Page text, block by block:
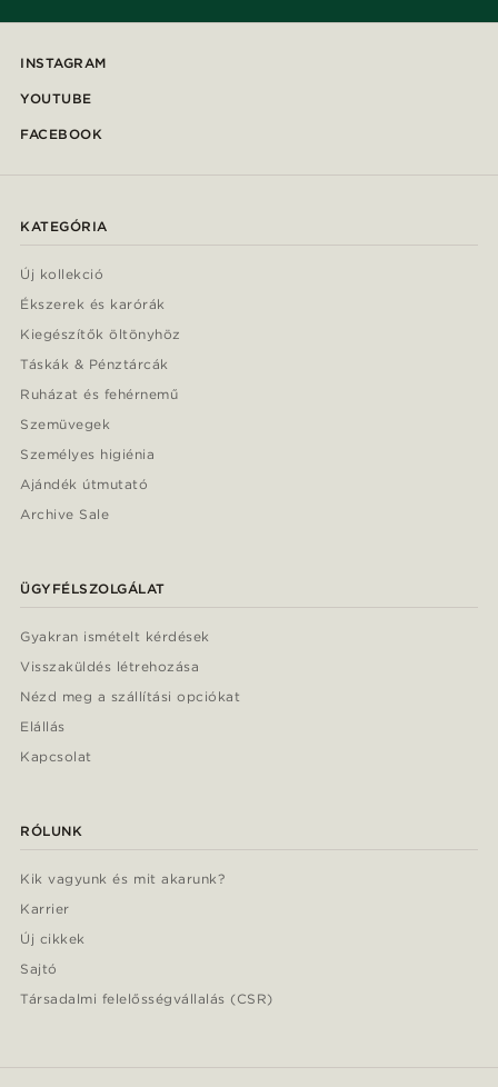
INSTAGRAM
YOUTUBE
FACEBOOK
KATEGÓRIA
Új kollekció
Ékszerek és karórák
Kiegészítők öltönyhöz
Táskák & Pénztárcák
Ruházat és fehérnemű
Szemüvegek
Személyes higiénia
Ajándék útmutató
Archive Sale
ÜGYFÉLSZOLGÁLAT
Gyakran ismételt kérdések
Visszaküldés létrehozása
Nézd meg a szállítási opciókat
Elállás
Kapcsolat
RÓLUNK
Kik vagyunk és mit akarunk?
Karrier
Új cikkek
Sajtó
Társadalmi felelősségvállalás (CSR)